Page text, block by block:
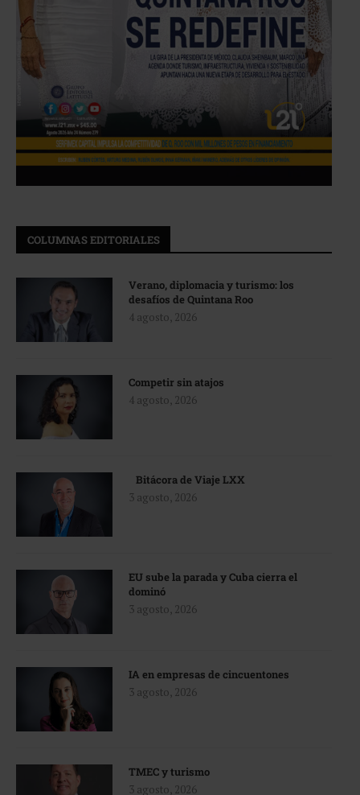
COLUMNAS EDITORIALES
Verano, diplomacia y turismo: los
desafíos de Quintana Roo
4 agosto, 2026
Competir sin atajos
4 agosto, 2026
Bitácora de Viaje LXX
3 agosto, 2026
EU sube la parada y Cuba cierra el
dominó
3 agosto, 2026
IA en empresas de cincuentones
3 agosto, 2026
TMEC y turismo
3 agosto, 2026